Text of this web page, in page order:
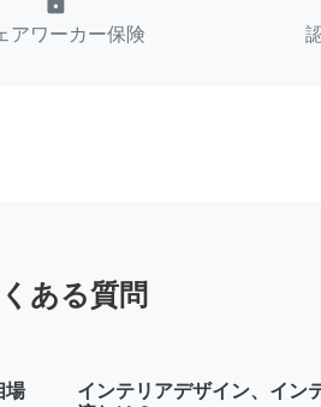
アワーカー保険
ある質問
場
インテリアデザイン、イン